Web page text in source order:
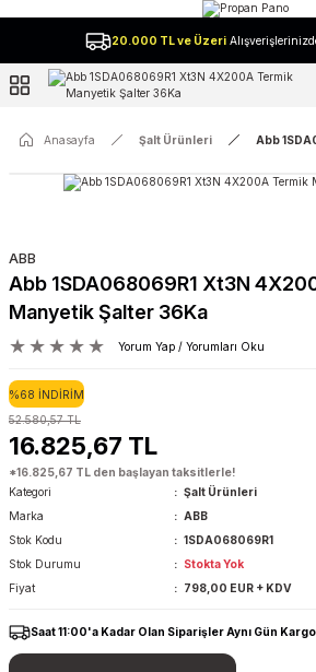
20.000 TL ve Üzeri
Anasayfa Şalt Ürünleri Abb
ABB
Abb 1SDA068069R1 Xt3N
Manyetik Şalter 36Ka
Yorum Yap / Yorumları Oku
%68 İNDİRİM
52.580,57 TL
16.825,67 TL
*16.825,67 TL den başlayan taksitlerle!
Kategori
Şalt Ürünleri
Marka
ABB
Stok Kodu
1SDA068069R1
Stok Durumu
Stokta Yok
Fiyat
798,00 EUR + KDV
Saat 11:00'a Kadar Olan Siparişler Aynı Gün